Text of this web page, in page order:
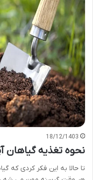
18/12/1403
نحوه تغذیه گیاهان
تا حالا به این فکر کردی که